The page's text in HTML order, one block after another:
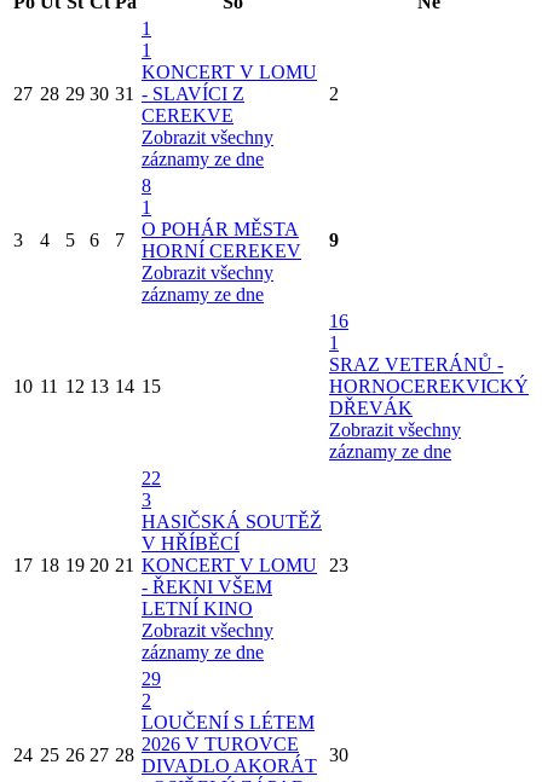
27 28 29 30 31
1
1
KONCERT V LOMU
- SLAVÍCI Z
CEREKVE
Zobrazit všechny
záznamy ze dne
2
3 4 5 6 7
8
1
O POHÁR MĚSTA
HORNÍ CEREKEV
Zobrazit všechny
záznamy ze dne
9
10 11 12 13 14 15
16
1
SRAZ VETERÁNŮ -
HORNOCEREKVICKÝ
DŘEVÁK
Zobrazit všechny
záznamy ze dne
17 18 19 20 21
22
3
HASIČSKÁ SOUTĚŽ
V HŘÍBĚCÍ
KONCERT V LOMU
- ŘEKNI VŠEM
LETNÍ KINO
Zobrazit všechny
záznamy ze dne
23
24 25 26 27 28
29
2
LOUČENÍ S LÉTEM
2026 V TUROVCE
DIVADLO AKORÁT
30